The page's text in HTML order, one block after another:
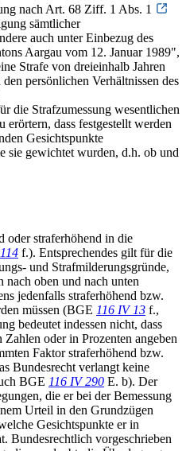
nach Art. 68 Ziff. 1 Abs. 1
sämtlicher
auch unter Einbezug des
Aargau vom 12. Januar 1989",
Strafe von dreieinhalb Jahren
persönlichen Verhältnissen des
die Strafzumessung wesentlichen
erörtern, dass festgestellt werden
Gesichtspunkte
sie gewichtet wurden, d.h. ob und
oder straferhöhend in die
f.). Entsprechendes gilt für die
und Strafmilderungsgründe,
nach oben und nach unten
jedenfalls straferhöhend bzw.
müssen (BGE 116 IV 13 f.,
bedeutet indessen nicht, dass
oder in Prozenten angeben
Faktor straferhöhend bzw.
Bundesrecht verlangt keine
BGE 116 IV 290 E. b). Der
die er bei der Bemessung
Urteil in den Grundzügen
Gesichtspunkte er in
Bundesrechtlich vorgeschrieben